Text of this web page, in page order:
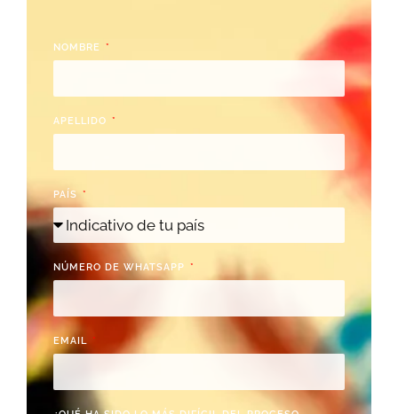
NOMBRE
APELLIDO
PAÍS
NÚMERO DE WHATSAPP
EMAIL